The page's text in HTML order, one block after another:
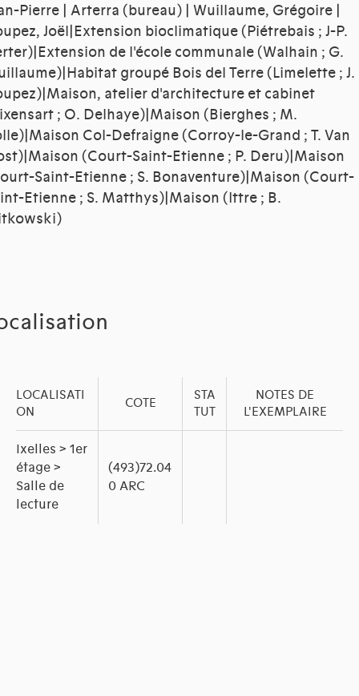
Pierre | Arterra (bureau) | Wuillaume, Grégoire |
Joël|Extension bioclimatique (Piétrebais ; J-P.
de l'école communale (Walhain ; G.
groupé Bois del Terre (Limelette ; J.
atelier d'architecture et cabinet
; O. Delhaye)|Maison (Bierghes ; M.
Col-Defraigne (Corroy-le-Grand ; T. Van
(Court-Saint-Etienne ; P. Deru)|Maison
Saint-Etienne ; S. Bonaventure)|Maison (Court-
Etienne ; S. Matthys)|Maison (Ittre ; B.
LOCALISATI
ON
COTE
STA
TUT
NOTES DE
L'EXEMPLAIRE
Ixelles > 1er
étage >
Salle de
lecture
(493)72.04
0 ARC